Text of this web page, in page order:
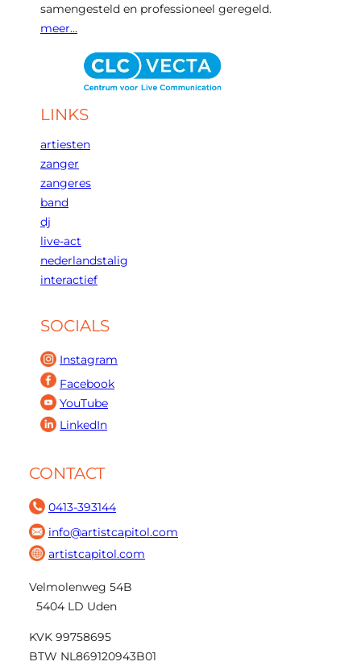
samengesteld en professioneel geregeld.
meer…
LINKS
artiesten
zanger
zangeres
band
dj
live-act
nederlandstalig
interactief
SOCIALS
Instagram
Facebook
YouTube
LinkedIn
CONTACT
0413-393144
info@artistcapitol.com
artistcapitol.com
Velmolenweg 54B
5404 LD Uden
KVK 99758695
BTW NL869120943B01